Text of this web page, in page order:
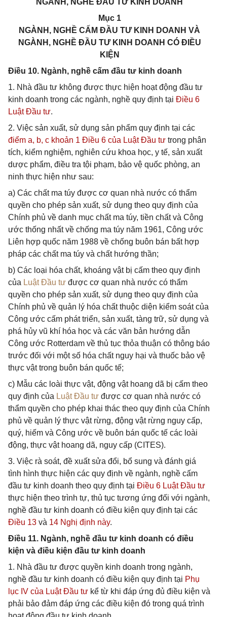
NGÀNH, NGHỀ ĐẦU TƯ KINH DOANH
Mục 1
NGÀNH, NGHỀ CẤM ĐẦU TƯ KINH DOANH VÀ
NGÀNH, NGHỀ ĐẦU TƯ KINH DOANH CÓ ĐIỀU
KIỆN
Điều 10. Ngành, nghề cấm đầu tư kinh doanh
1. Nhà đầu tư không được thực hiện hoạt động đầu tư
kinh doanh trong các ngành, nghề quy định tại Điều 6
Luật Đầu tư.
2. Việc sản xuất, sử dụng sản phẩm quy định tại các
điểm a, b, c khoản 1 Điều 6 của Luật Đầu tư trong phân
tích, kiểm nghiệm, nghiên cứu khoa học, y tế, sản xuất
dược phẩm, điều tra tội phạm, bảo vệ quốc phòng, an
ninh thực hiện như sau:
a) Các chất ma túy được cơ quan nhà nước có thẩm
quyền cho phép sản xuất, sử dụng theo quy định của
Chính phủ về danh mục chất ma túy, tiền chất và Công
ước thống nhất về chống ma túy năm 1961, Công ước
Liên hợp quốc năm 1988 về chống buôn bán bất hợp
pháp các chất ma túy và chất hướng thần;
b) Các loại hóa chất, khoáng vật bị cấm theo quy định
của Luật Đầu tư được cơ quan nhà nước có thẩm
quyền cho phép sản xuất, sử dụng theo quy định của
Chính phủ về quản lý hóa chất thuộc diện kiểm soát của
Công ước cấm phát triển, sản xuất, tàng trữ, sử dụng và
phá hủy vũ khí hóa học và các văn bản hướng dẫn
Công ước Rotterdam về thủ tục thỏa thuận có thông báo
trước đối với một số hóa chất nguy hại và thuốc bảo vệ
thực vật trong buôn bán quốc tế;
c) Mẫu các loài thực vật, động vật hoang dã bị cấm theo
quy định của Luật Đầu tư được cơ quan nhà nước có
thẩm quyền cho phép khai thác theo quy định của Chính
phủ về quản lý thực vật rừng, động vật rừng nguy cấp,
quý, hiếm và Công ước về buôn bán quốc tế các loài
động, thực vật hoang dã, nguy cấp (CITES).
3. Việc rà soát, đề xuất sửa đổi, bổ sung và đánh giá
tình hình thực hiện các quy định về ngành, nghề cấm
đầu tư kinh doanh theo quy định tại Điều 6 Luật Đầu tư
thực hiện theo trình tự, thủ tục tương ứng đối với ngành,
nghề đầu tư kinh doanh có điều kiện quy định tại các
Điều 13 và 14 Nghị định này.
Điều 11. Ngành, nghề đầu tư kinh doanh có điều
kiện và điều kiện đầu tư kinh doanh
1. Nhà đầu tư được quyền kinh doanh trong ngành,
nghề đầu tư kinh doanh có điều kiện quy định tại Phụ
lục IV của Luật Đầu tư kể từ khi đáp ứng đủ điều kiện và
phải bảo đảm đáp ứng các điều kiện đó trong quá trình